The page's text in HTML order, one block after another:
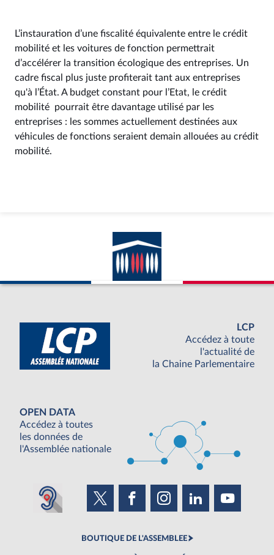
L’instauration d’une fiscalité équivalente entre le crédit
mobilité et les voitures de fonction permettrait
d’accélérer la transition écologique des entreprises. Un
cadre fiscal plus juste profiterait tant aux entreprises
qu'à l’État. A budget constant pour l’Etat, le crédit
mobilité pourrait être davantage utilisé par les
entreprises : les sommes actuellement destinées aux
véhicules de fonctions seraient demain allouées au crédit
mobilité.
LCP
Accédez à toute
l'actualité de
la Chaine Parlementaire
OPEN DATA
Accédez à toutes
les données de
l'Assemblée nationale
BOUTIQUE DE L'ASSEMBLEE